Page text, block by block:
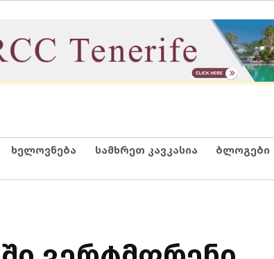
ხელოვნება სამხრეთ კავკასია ბლოგები